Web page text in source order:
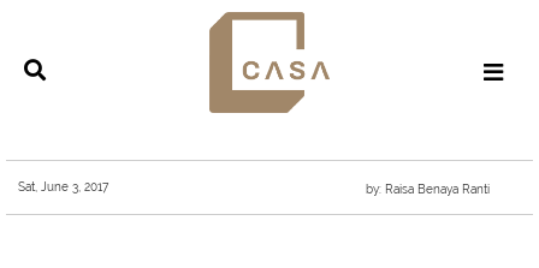
Sat, June 3, 2017 by: Raisa Benaya Ranti